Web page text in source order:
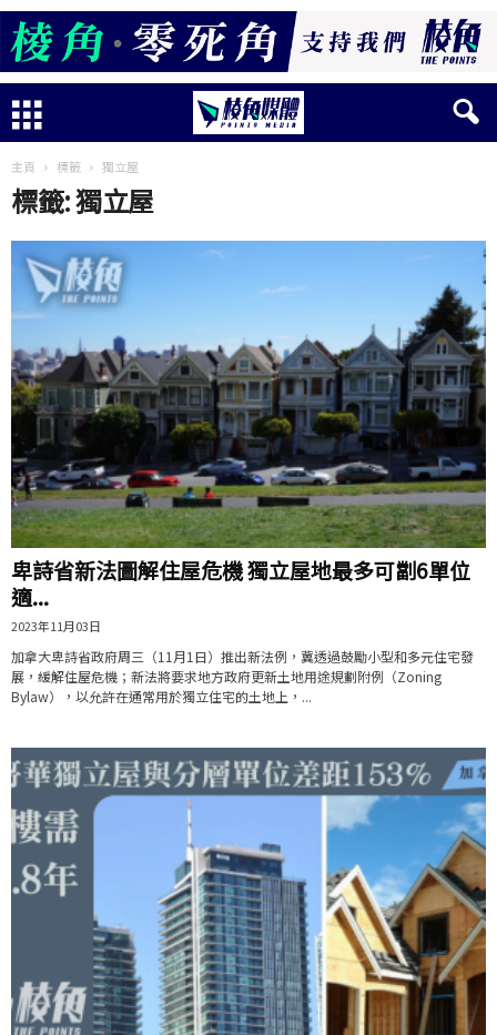
主頁 標籤 獨立屋
標籤: 獨立屋
卑詩省新法圖解住屋危機 獨立屋地最多可劏6單位
適...
2023年11月03日
加拿大卑詩省政府周三（11月1日）推出新法例，冀透過鼓勵小型和多元住宅發
展，緩解住屋危機；新法將要求地方政府更新土地用途規劃附例（Zoning
Bylaw），以允許在通常用於獨立住宅的土地上，...